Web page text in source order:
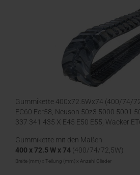
Gummikette 400x72.5Wx74 (400/74/
EC60 Ecr58, Neuson 50z3 5000 5001
337 341 435 X E45 E50 E55, Wacker
Gummikette mit den Maßen:
400 x 72.5 W x 74 (400/74/72,5W)
Breite (mm) x Teilung (mm) x Anzahl Glieder